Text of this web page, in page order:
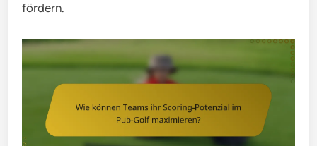
fördern.